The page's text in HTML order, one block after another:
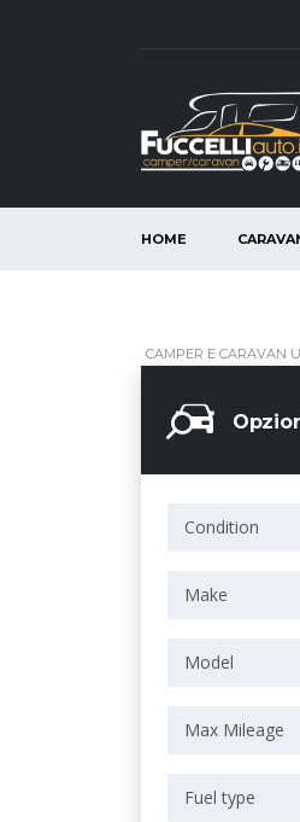
HOME
CAMPER E CARAVAN
Condition
Make
Model
Max Mileage
Fuel type